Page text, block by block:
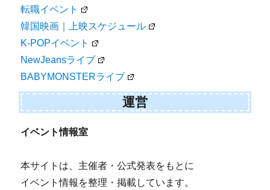
転職イベント
韓国映画｜上映スケジュール
K-POPイベント
NewJeansライブ
BABYMONSTERライブ
運営
イベント情報室
本サイトは、主催者・公式発表をもとに
イベント情報を整理・掲載しています。